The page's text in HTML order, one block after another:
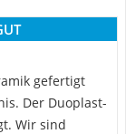
gefertigt
Der Duoplast-
Wir sind